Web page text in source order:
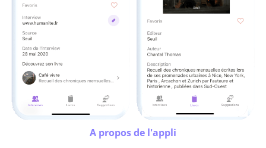
A propos de l'appli